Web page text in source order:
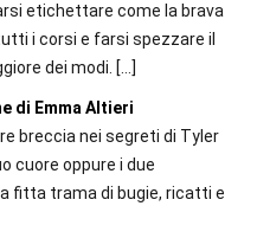
etichettare come la brava
i corsi e farsi spezzare il
dei modi. […]
di Emma Altieri
breccia nei segreti di Tyler
cuore oppure i due
fitta trama di bugie, ricatti e